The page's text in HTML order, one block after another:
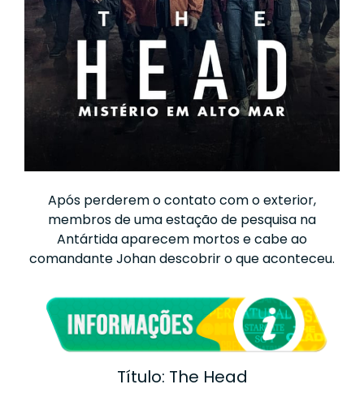
Após perderem o contato com o exterior,
membros de uma estação de pesquisa na
Antártida aparecem mortos e cabe ao
comandante Johan descobrir o que aconteceu.
Título: The Head